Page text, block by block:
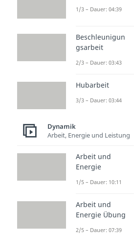
1/3 – Dauer: 04:39
Beschleunigun
gsarbeit
2/3 – Dauer: 03:43
Hubarbeit
3/3 – Dauer: 03:44
Dynamik
Arbeit, Energie und Leistung
Arbeit und
Energie
1/5 – Dauer: 10:11
Arbeit und
Energie Übung
2/5 – Dauer: 07:39